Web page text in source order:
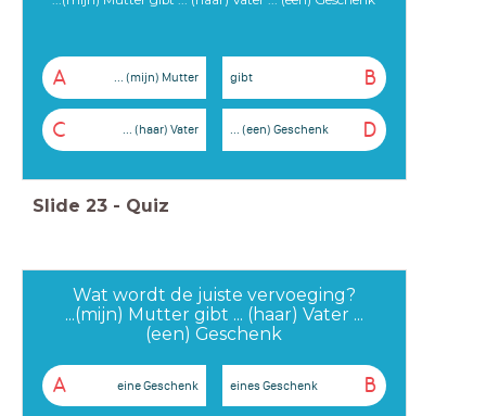
A ... (mijn) Mutter B
gibt
C ... (haar) Vater D
... (een) Geschenk
Slide 23 - Quiz
Wat wordt de juiste vervoeging?
...(mijn) Mutter gibt ... (haar) Vater ...
(een) Geschenk
A eine Geschenk B
eines Geschenk